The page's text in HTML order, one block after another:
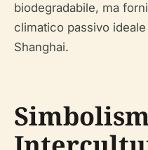
biodegradabile, ma
climatico passivo
Shanghai.